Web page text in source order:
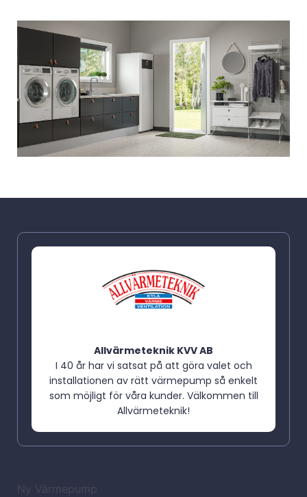
Allvärmeteknik KVV AB
I 40 år har vi satsat på att göra valet och
installationen av rätt värmepump så enkelt
som möjligt för våra kunder. Välkommen till
Allvärmeteknik!
Ny Värmepump